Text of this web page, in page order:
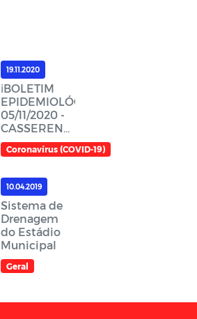
19.11.2020
ℹ️BOLETIM
EPIDEMIOLÓGICO,
05/11/2020 -
CASSERENGUE-
PBℹ️
Coronavírus (COVID-19)
10.04.2019
Sistema de
Drenagem
do Estádio
Municipal
Geral